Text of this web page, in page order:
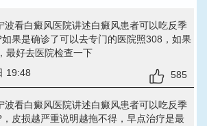
波看白癜风医院讲述白癜风患者可以吃反季
如果是确诊了可以去专门的医院照308，如果
最好去医院检查一下
19:48
585
波看白癜风医院讲述白癜风患者可以吃反季
，皮损越严重说明越拖不得，早点治疗是最